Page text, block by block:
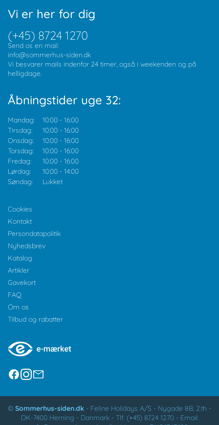
Vi er her for dig
(+45) 8724 1270
Send os en mail:
info@sommerhus-siden.dk
Vi besvarer mails indenfor 24 timer, også i weekenden og på
helligdage.
Åbningstider uge 32:
Mandag: 10:00 - 16:00
Tirsdag:
10:00 - 16:00
Onsdag:
10:00 - 16:00
Torsdag:
10:00 - 16:00
Fredag:
10:00 - 16:00
Lørdag:
10:00 - 14:00
Søndag:
Lukket
Cookies
Kontakt
Persondatapolitik
Nyhedsbrev
Katalog
Artikler
Gavekort
FAQ
Om os
Tilbud og rabatter
© Sommerhus-siden.dk - Feline Holidays A/S - Nygade 8B, 2.th -
DK-7400 Herning - Danmark - Tlf: (+45) 8724 1270- Email: